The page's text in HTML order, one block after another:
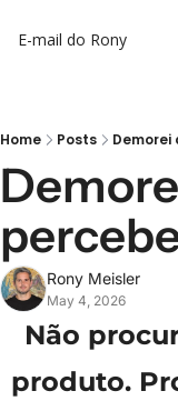
E-mail do Rony
Home Posts Demorei
Rony Meisler
May 4, 2026
Não
produto.